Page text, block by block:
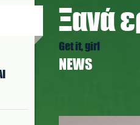
Ξανά
Get it, girl
NEWS
d.jpg